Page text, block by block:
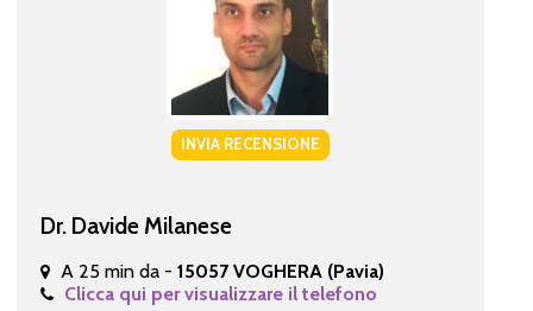
INVIA RECENSIONE
Dr. Davide Milanese
A 25 min da - 15057 VOGHERA (Pavia)
Clicca qui per visualizzare il telefono